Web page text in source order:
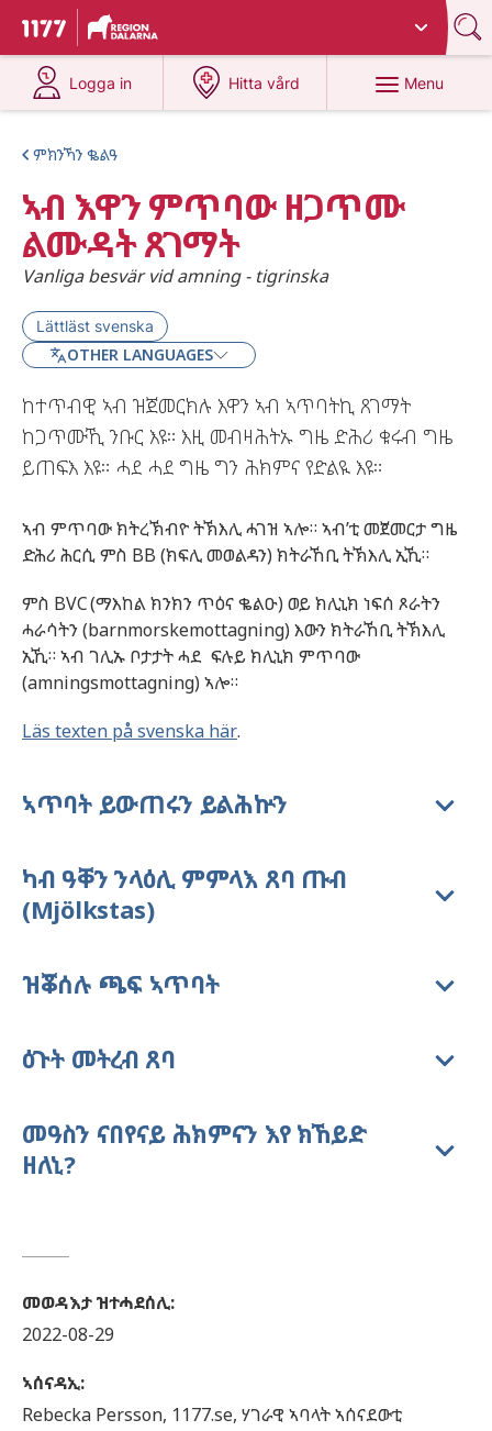
To start page for 1177
Du har valt region
Logga in
at 1177.se
Hitta vård
at 1177.se
Menu
ምክንኻን ቈልዓ
ኣብ እዋን ምጥባው ዘጋጥሙ
ልሙዳት ጸገማት
Vanliga besvär vid amning - tigrinska
Lättläst svenska
OTHER LANGUAGES
ከተጥብዊ ኣብ ዝጀመርክሉ እዋን ኣብ ኣጥባትኪ ጸገማት
ከጋጥሙኺ ንቡር እዩ። እዚ መብዛሕትኡ ግዜ ድሕሪ ቁሩብ ግዜ
ይጠፍእ እዩ። ሓደ ሓደ ግዜ ግን ሕክምና የድልዪ እዩ።
ኣብ ምጥባው ክትረኽብዮ ትኽእሊ ሓገዝ ኣሎ። ኣብ’ቲ መጀመርታ ግዜ
ድሕሪ ሕርሲ ምስ BB (ክፍሊ መወልዳን) ክትራኸቢ ትኽእሊ ኢኺ።
ምስ BVC(ማእከል ክንክን ጥዕና ቈልዑ) ወይ ክሊኒክ ነፍሰ ጾራትን
ሓራሳትን(barnmorskemottagning) እውን ክትራኸቢ ትኽእሊ
ኢኺ። ኣብ ገሊኡ ቦታታት ሓደ ፍሉይ ክሊኒክ ምጥባው
(amningsmottagning) ኣሎ።
Läs texten på svenska här.
ኣጥባት ይውጠሩን ይልሕኵን
ካብ ዓቐን ንላዕሊ ምምላእ ጸባ ጡብ
(Mjölkstas)
ዝቖሰሉ ጫፍ ኣጥባት
ዕጉት መትረብ ጸባ
መዓስን ናበየናይ ሕክምናን እየ ክኸይድ
ዘለኒ?
መወዳእታ ዝተሓደሰሊ:
2022-08-29
ኣሰናዳኢ:
Rebecka Persson, 1177.se, ሃገራዊ ኣባላት ኣሰናደውቲ